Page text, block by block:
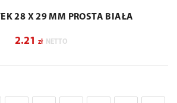
28 X 29 MM PROSTA BIAŁA
2.21 zł NETTO